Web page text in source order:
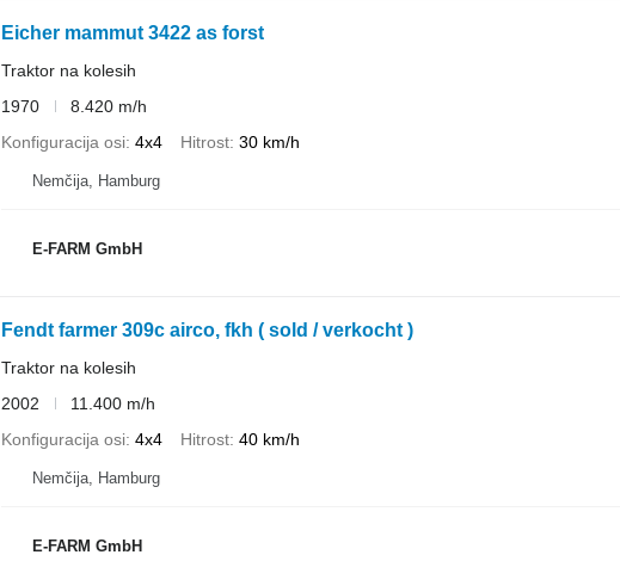
Eicher mammut 3422 as forst
Traktor na kolesih
1970
8.420 m/h
Konfiguracija osi 4x4 Hitrost 30 km/h
Nemčija, Hamburg
E-FARM GmbH
Fendt farmer 309c airco, fkh ( sold / verkocht )
Traktor na kolesih
2002
11.400 m/h
Konfiguracija osi 4x4 Hitrost 40 km/h
Nemčija, Hamburg
E-FARM GmbH